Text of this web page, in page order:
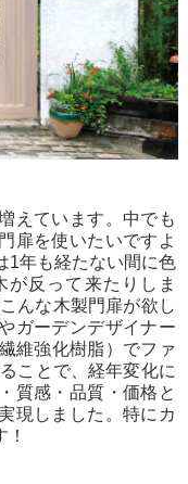
えています。中でも
扉を使いたいですよ
1年も経たない間に色
が反って来たりしま
んな木製門扉が欲し
ガーデンデザイナー
維強化樹脂）でファ
ことで、経年変化に
質感・品質・価格と
現しました。特にカ